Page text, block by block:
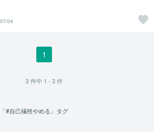
04
1
3 件中 1 - 3 件
「#自己犠牲やめる」タグ